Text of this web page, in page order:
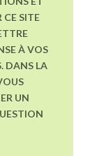
CE SITE
À VOS
DANS LA
UN